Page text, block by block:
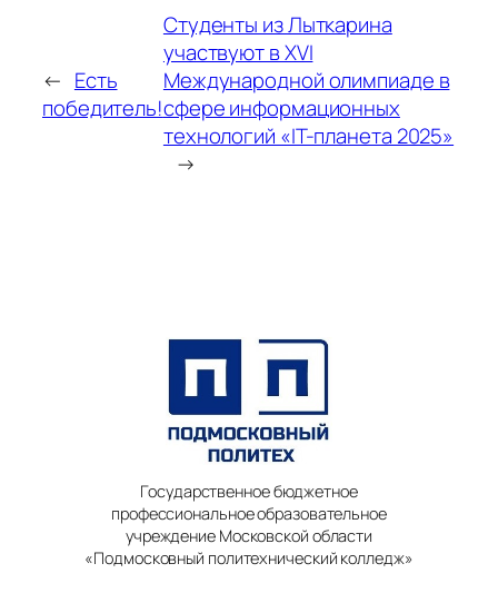
← Есть
победитель!
Студенты из Лыткарина
участвуют в XVI
Международной олимпиаде в
сфере информационных
технологий «IT-планета 2025»
→
Государственное бюджетное
профессиональное образовательное
учреждение Московской области
«Подмосковный политехнический колледж»